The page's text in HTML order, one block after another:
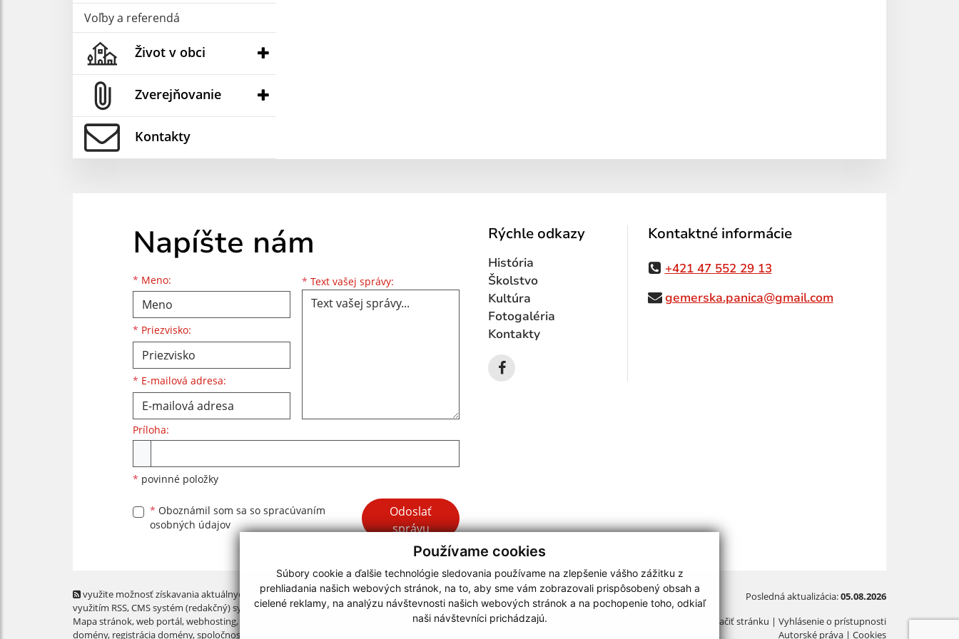
Používame cookies
Súbory cookie a ďalšie technológie sledovania používame na zlepšenie vášho zážitku z
prehliadania našich webových stránok, na to, aby sme vám zobrazovali prispôsobený obsah a
cielené reklamy, na analýzu návštevnosti našich webových stránok a na pochopenie toho, odkiaľ
naši návštevníci prichádzajú.
Voľby a referendá
Život v obci
Zverejňovanie
Kontakty
Napíšte nám
* Meno:
Meno
* Priezvisko:
Priezvisko
* E-mailová adresa:
E-mailová adresa * Text vašej správy: Text vašej správy...
Príloha:
* povinné položky
* Oboznámil som sa so spracúvaním
osobných údajov
Google reCaptcha Response
Odoslať
správu
Rýchle odkazy
História
Školstvo
Kultúra
Fotogaléria
Kontakty
Kontaktné informácie
+421 47 552 29 13
gemerska.panica@gmail.com
využite možnosť získavania aktuálnych informácií s
využitím RSS, CMS systém (redakčný) systém ECHELON 2,
Mapa stránok,web portál,webhosting,
domény, registrácia domény,spoločnosť webex.digital, s.r.o.
Posledná aktualizácia:05.08.2026
Vytlačiť stránku | Vyhlásenie o prístupnosti
Autorské práva | Cookies
webdesign |